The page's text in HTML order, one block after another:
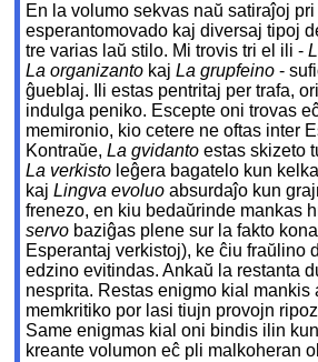
En la volumo sekvas naŭ satiraĵoj
esperantomovado kaj diversaj tipoj
tre varias laŭ stilo. Mi trovis tri el ili -
La organizanto kajLa grupfeino -
ĝueblaj. Ili estas pentritaj per trafa,
indulga peniko. Escepte oni trovas
memironio, kio cetere ne oftas inter
Kontraŭe,La gvidanto estas skizeto
La verkisto leĝera bagatelo kun
kajLingva evoluo absurdaĵo kun
frenezo, en kiu bedaŭrinde mankas
servo baziĝas plene sur la fakto
Esperantaj verkistoj), ke ĉiu fraŭlino
edzino evitindas. Ankaŭ la restanta
nesprita. Restas enigmo kial
memkritiko por lasi tiujn provojn
Same enigmas kial oni bindis ilin
kreante volumon eĉ pli malkoheran